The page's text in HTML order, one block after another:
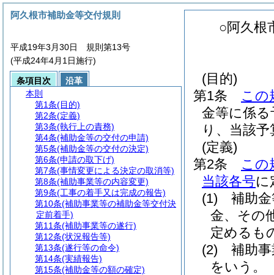
○阿久根
(目的)
第1条
この
金等に係
り、当該
(定義)
第2条
この
当該各号に
(1)
補助
金、その
定めるも
(2)
補助
をいう。
阿久根市補助金等交付規則
平成19年3月30日 規則第13号
(平成24年4月1日施行)
条項目次
沿革
本則
第1条(目的)
第2条(定義)
第3条(執行上の責務)
第4条(補助金等の交付の申請)
第5条(補助金等の交付の決定)
第6条(申請の取下げ)
第7条(事情変更による決定の取消等)
第8条(補助事業等の内容変更)
第9条(工事の着手又は完成の報告)
第10条(補助事業等の補助金等交付決
定前着手)
第11条(補助事業等の遂行)
第12条(状況報告等)
第13条(遂行等の命令)
第14条(実績報告)
第15条(補助金等の額の確定)